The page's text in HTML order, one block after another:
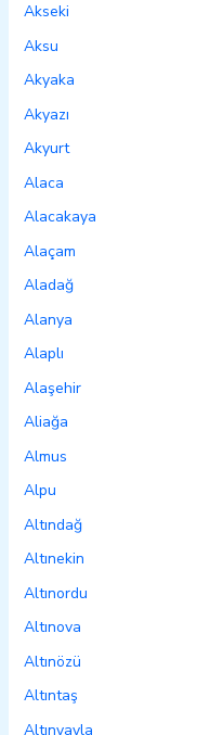
Akseki
Aksu
Akyaka
Akyazı
Akyurt
Alaca
Alacakaya
Alaçam
Aladağ
Alanya
Alaplı
Alaşehir
Aliağa
Almus
Alpu
Altındağ
Altınekin
Altınordu
Altınova
Altınözü
Altıntaş
Altınyayla